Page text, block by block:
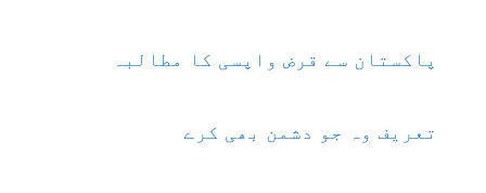
پاکستان سے قرض واپسی کا مطالبہ
تعریف وہ جو دشمن بھی کرے